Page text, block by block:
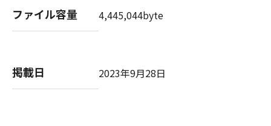
フトウェア」をインストールした時点で発効
し、下記(2)または(3)により終了されるまで有
複製物のすべてを廃棄および消去することによ
り、本契約書を終了させることができます。
ファイル容量 4,445,044byte
掲載日 2023年9月28日